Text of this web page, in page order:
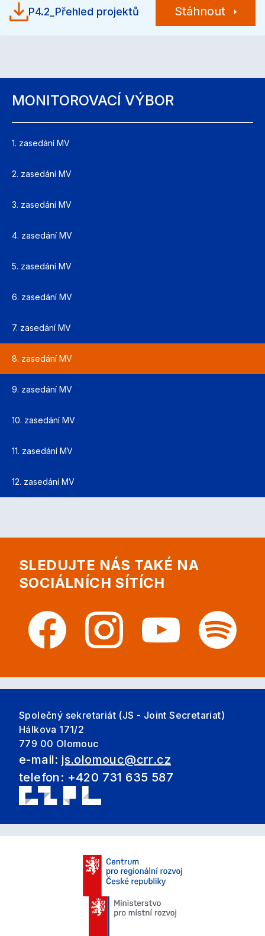
MONITOROVACÍ VÝBOR
1. zasedání MV
2. zasedání MV
3. zasedání MV
4. zasedání MV
5. zasedání MV
6. zasedání MV
7. zasedání MV
8. zasedání MV
9. zasedání MV
10. zasedání MV
11. zasedání MV
12. zasedání MV
P4.2_Přehled projektů Stáhnout
SLEDUJTE NÁS TAKÉ NA
SOCIÁLNÍCH SÍTÍCH
Společný sekretariát (JS - Joint Secretariat)
Hálkova 171/2
779 00 Olomouc
e-mail: js.olomouc@crr.cz
telefon: +420 731 635 587